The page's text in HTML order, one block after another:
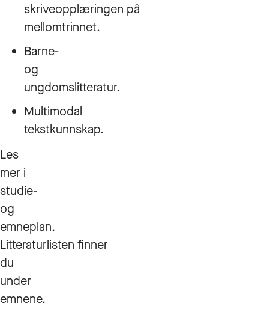
skriveopplæringen på
mellomtrinnet.
Barne-
og
ungdomslitteratur.
Multimodal
tekstkunnskap.
Les
mer i
studie-
og
emneplan.
Litteraturlisten finner
du
under
emnene.